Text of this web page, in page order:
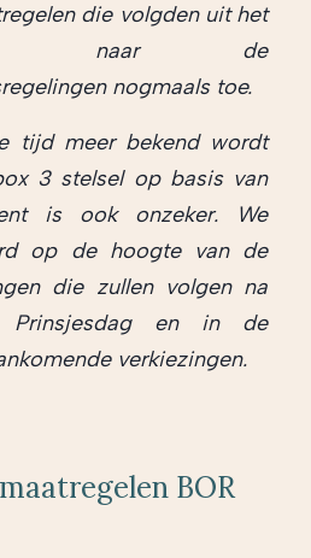
die volgden uit het
naar de
nogmaals toe.
tijd meer bekend wordt
3 stelsel op basis van
is ook onzeker. We
op de hoogte van de
die zullen volgen na
Prinsjesdag en in de
verkiezingen.
BOR